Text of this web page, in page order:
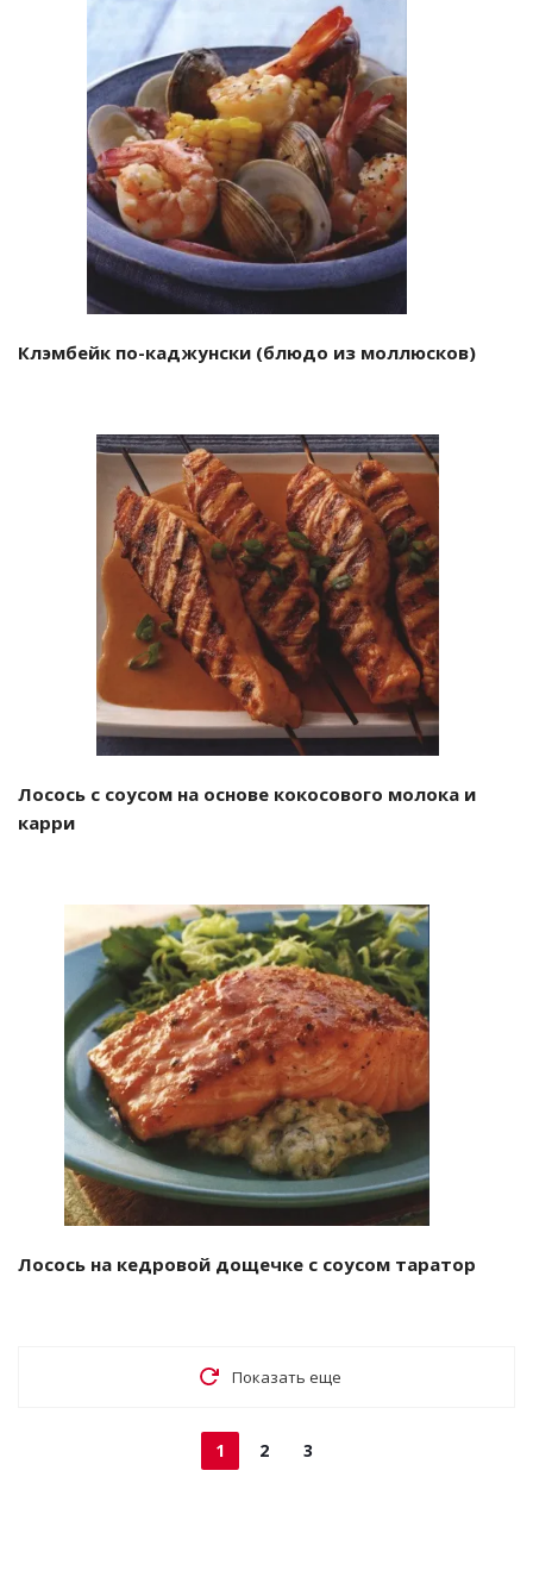
Клэмбейк по-каджунски (блюдо из моллюсков)
Лосось с соусом на основе кокосового молока и
карри
Лосось на кедровой дощечке с соусом таратор
Показать еще
1 2 3